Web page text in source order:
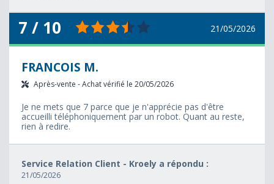
7 / 10 21/05/2026
FRANCOIS M.
Après-vente - Achat vérifié le 20/05/2026
Je ne mets que 7 parce que je n'apprécie pas d'être
accueilli téléphoniquement par un robot. Quant au reste,
rien à redire.
Service Relation Client - Kroely a répondu :
21/05/2026